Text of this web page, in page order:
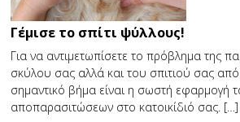
Γέμισε το σπίτι ψύλλους!
Για να αντιμετωπίσετε το πρόβλημα της
σκύλου σας αλλά και του σπιτιού σας
σημαντικό βήμα είναι η σωστή εφαρμογή
αποπαρασιτώσεων στο κατοικίδιό σας. […]